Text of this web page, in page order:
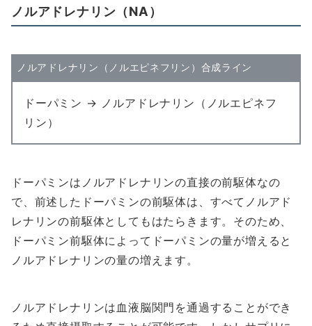
ノルアドレナリン（NA）
ノルアドレナリン（ノルエピネフリン）合成ライン
ドーパミン → ノルアドレナリン（ノルエピネフ
リン）
ドーパミンはノルアドレナリンの直接の前駆体なの
で、前述したドーパミンの前駆体は、すべてノルアド
レナリンの前駆体としてもはたらきます。そのため、
ドーパミン前駆体によってドーパミンの量が増えると
ノルアドレナリンの量の増えます。
ノルアドレナリンは血液脳関門を通過することができ